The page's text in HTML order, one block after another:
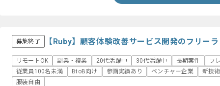
募集終了 【Ruby】顧客体験改善サービス開発のフリー
リモートOK 副業・複業 20代活躍中 30代活躍中 長期案件
フ
従業員100名未満
BtoB向け 参画実績あり ベンチャー企業
新技
服装自由